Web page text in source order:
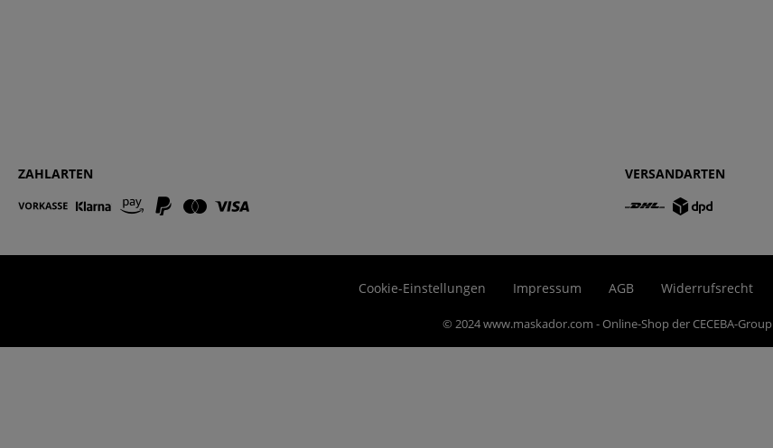
ZAHLARTEN VERSANDARTEN
Cookie-Einstellungen Impressum AGB Widerrufsrecht
© 2024 www.maskador.com - Online-Shop der CECEBA-Group